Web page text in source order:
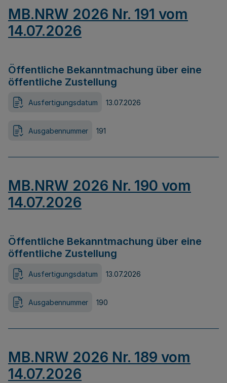
MB.NRW 2026 Nr. 191 vom
14.07.2026
Öffentliche Bekanntmachung über eine
öffentliche Zustellung
Ausfertigungsdatum 13.07.2026
Ausgabennummer 191
MB.NRW 2026 Nr. 190 vom
14.07.2026
Öffentliche Bekanntmachung über eine
öffentliche Zustellung
Ausfertigungsdatum 13.07.2026
Ausgabennummer 190
MB.NRW 2026 Nr. 189 vom
14.07.2026